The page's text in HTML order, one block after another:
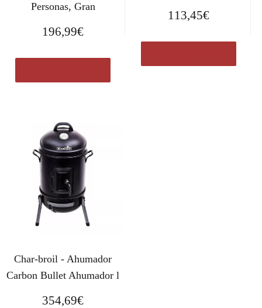
Personas, Gran
196,99€
113,45€
Char-broil - Ahumador
Carbon Bullet Ahumador l
354,69€